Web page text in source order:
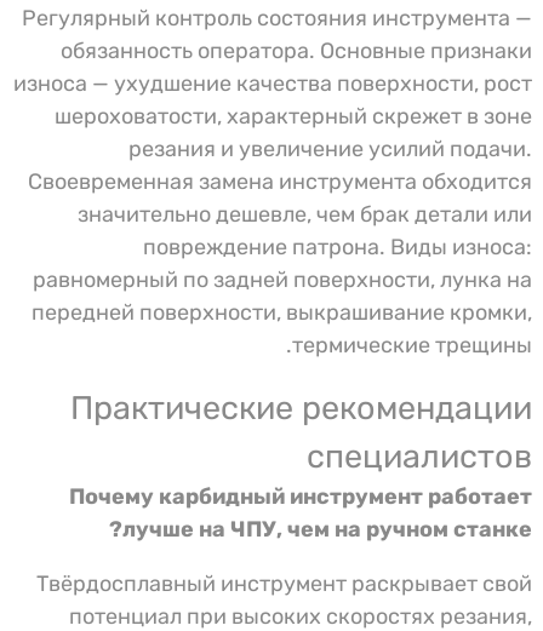
Регулярный контроль состояния инструмента —
обязанность оператора. Основные признаки
износа — ухудшение качества поверхности, рост
шероховатости, характерный скрежет в зоне
резания и увеличение усилий подачи.
Своевременная замена инструмента обходится
значительно дешевле, чем брак детали или
повреждение патрона. Виды износа:
равномерный по задней поверхности, лунка на
передней поверхности, выкрашивание кромки,
термические трещины.
Практические рекомендации
специалистов
Почему карбидный инструмент работает
лучше на ЧПУ, чем на ручном станке?
Твёрдосплавный инструмент раскрывает свой
потенциал при высоких скоростях резания,